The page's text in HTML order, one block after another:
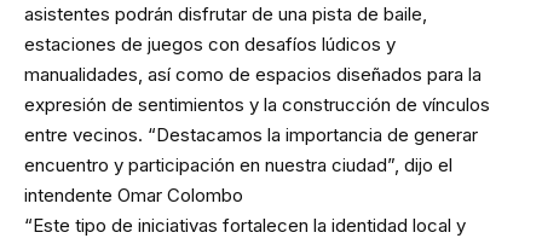
asistentes podrán disfrutar de una pista de baile,
estaciones de juegos con desafíos lúdicos y
manualidades, así como de espacios diseñados para la
expresión de sentimientos y la construcción de vínculos
entre vecinos. “Destacamos la importancia de generar
encuentro y participación en nuestra ciudad”, dijo el
intendente Omar Colombo
“Este tipo de iniciativas fortalecen la identidad local y